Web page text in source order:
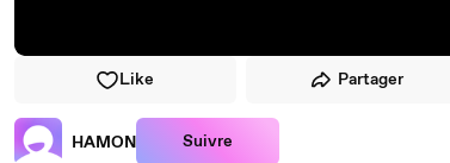
Like Partager
HAMON Suivre